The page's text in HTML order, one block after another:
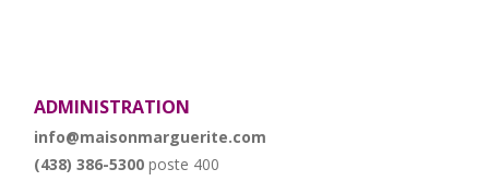
ADMINISTRATION
info@maisonmarguerite.com
(438) 386-5300 poste 400